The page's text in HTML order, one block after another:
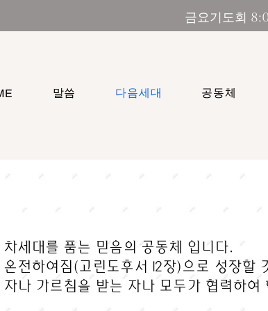
요기도회 8:00 pm 주일
말씀 다음세대 공동체
세대를 품는 믿음의 공동체 입니다.
전하여짐(고린도후서 12장)으로 성장할
나 가르침을 받는 자나 모두가 협력하여